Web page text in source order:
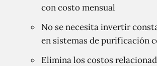
con costo mensual
No se necesita invertir
en sistemas de purificación
Elimina los costos